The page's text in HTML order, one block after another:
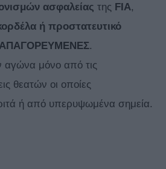
ασφαλείας της FIA,
ή προστατευτικό
ΑΠΑΓΟΡΕΥΜΕΝΕΣ.
αγώνα μόνο από τις
θεατών οι οποίες
ή από υπερυψωμένα σημεία.